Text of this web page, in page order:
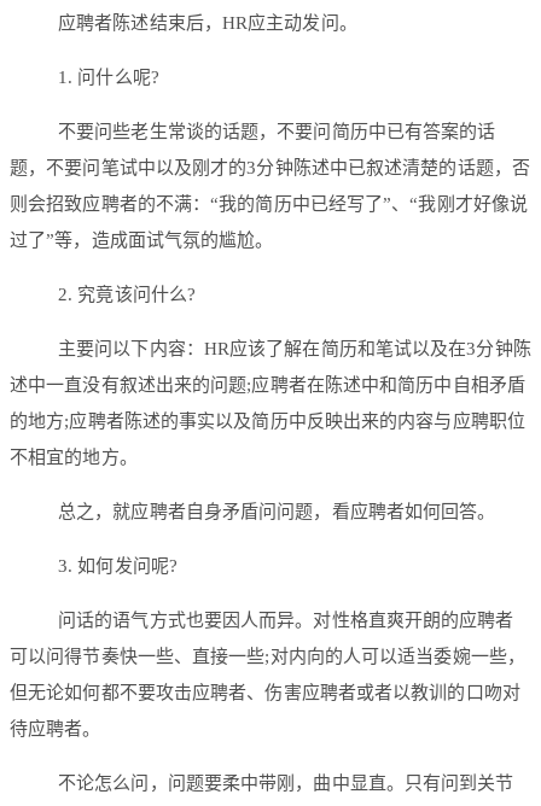
应聘者陈述结束后，HR应主动发问。
1. 问什么呢?
不要问些老生常谈的话题，不要问简历中已有答案的话
题，不要问笔试中以及刚才的3分钟陈述中已叙述清楚的话题，否
则会招致应聘者的不满：“我的简历中已经写了”、“我刚才好像说
过了”等，造成面试气氛的尴尬。
2. 究竟该问什么?
主要问以下内容：HR应该了解在简历和笔试以及在3分钟陈
述中一直没有叙述出来的问题;应聘者在陈述中和简历中自相矛盾
的地方;应聘者陈述的事实以及简历中反映出来的内容与应聘职位
不相宜的地方。
总之，就应聘者自身矛盾问问题，看应聘者如何回答。
3. 如何发问呢?
问话的语气方式也要因人而异。对性格直爽开朗的应聘者
可以问得节奏快一些、直接一些;对内向的人可以适当委婉一些，
但无论如何都不要攻击应聘者、伤害应聘者或者以教训的口吻对
待应聘者。
不论怎么问，问题要柔中带刚，曲中显直。只有问到关节